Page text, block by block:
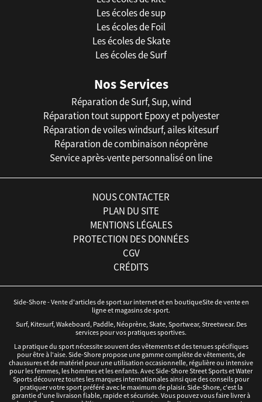
Les écoles de sup
Les écoles de Foil
Les écoles de Skate
Les écoles de Surf
Nos Services
Réparation de Surf, Sup, wind
Réparation tout support Epoxy et polyester
Réparation de voiles windsurf, ailes kitesurf
Réparation de combinaison néoprène
Service après-vente personnalisé on line
NOUS CONTACTER
PLAN DU SITE
MENTIONS LÉGALES
PROTECTION DES DONNÉES
CGV
CRÉDITS
Side-Shore - Vente d'articles de sport sur internet et en boutiqueSite de vente en
ligne et magasins de sport.
Surf, Kitesurf, Wakeboard, Paddle, Néoprène, Skate, Sportwear, Streetwear. Des
services pour vos pratiques sportives.
La pratique du sport nécessite souvent des vêtements et des tenues spécifiques
pour être à l'aise. Side-Shore propose une gamme complète de vêtements, de
chaussures et de matériel pour une utilisation occasionnelle, régulière ou intensive
pour les femmes, les hommes et les enfants. Avec Side-Shore Street Sports et Water
Sports découvrez toutes les marques internationales ainsi que des conseils pour
pratiquer votre sport préféré avec le maximum de plaisir. Side-Shore, c'est la
garantie d'une livraison fiable, rapide et sécurisée. Vous pouvez vous faire livrer à